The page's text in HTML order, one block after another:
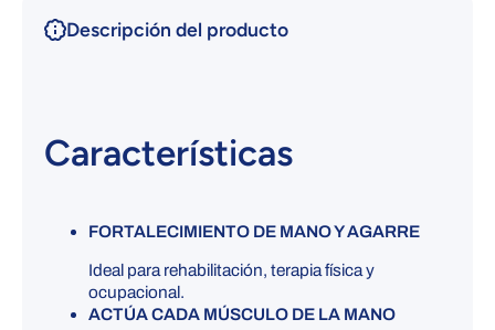
Descripción del producto
Características
FORTALECIMIENTO DE MANO Y AGARRE
Ideal para rehabilitación, terapia física y
ocupacional.
ACTÚA CADA MÚSCULO DE LA MANO